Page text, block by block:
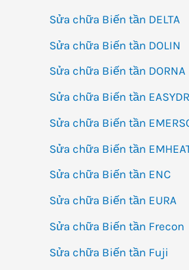
Sửa chữa Biến tần DELTA
Sửa chữa Biến tần DOLIN
Sửa chữa Biến tần DORNA
Sửa chữa Biến tần
Sửa chữa Biến tần
Sửa chữa Biến tần
Sửa chữa Biến tần ENC
Sửa chữa Biến tần EURA
Sửa chữa Biến tần Frecon
Sửa chữa Biến tần Fuji